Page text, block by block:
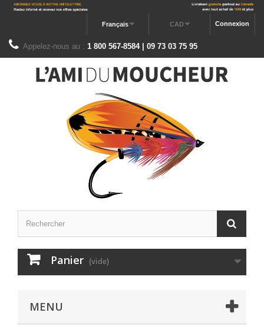
Connexion
CAD
Français
Appelez-nous au : 1 800 567-8584 | 09 73 03 75 95
Panier (vide)
MENU